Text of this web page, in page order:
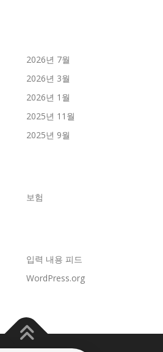
2026년 7월
2026년 3월
2026년 1월
2025년 11월
2025년 9월
보험
입력 내용 피드
WordPress.org